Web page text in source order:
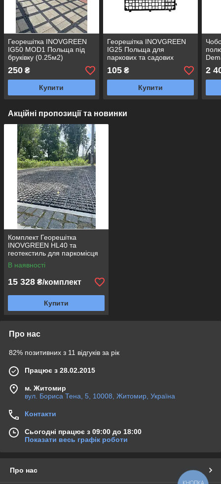
Георешітка INOVGREEN
IG50 MOD1 Польща під
бруківку (0.25м2)
250 ₴
Купити
Георешітка INOVGREEN
IG25 Польща для
паркових та садових
доріжок 39,3х39,3х2,5 см (
0,1544м2)
105₴
Купити
2
Акційні пропозиції та новинки
Комплект Георешітка
INOVGREEN HL40 та
геотекстиль для паркомісця
легкового авто
В наявності
15 328 ₴/комплект
Купити
Про нас
82% позитивних з 11 відгуків за рік
Працює з 28.02.2015
м. Житомир
вул. Бориса Тена, 5, 10008, Житомир, Україна
Контакти
Сьогодні працює з 09:00 до 18:00
Показати весь графік роботи
Про нас